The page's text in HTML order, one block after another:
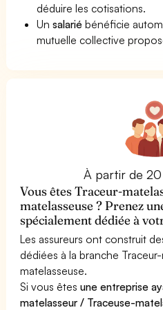
déduire les cotisations.
Unsalarié bénéficie
mutuelle collective
À partir de
Vous êtes Traceur-
matelasseuse ? Prenez
spécialement dédiée à
Les assureurs ont construit
dédiées à la branche
matelasseuse.
Si vous êtesune entreprise
matelasseur / Traceuse-